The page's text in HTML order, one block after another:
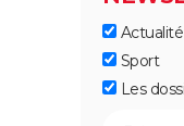
Actualité
Sport
Les